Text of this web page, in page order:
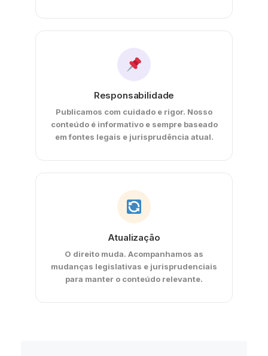
Responsabilidade
Publicamos com cuidado e rigor. Nosso
conteúdo é informativo e sempre baseado
em fontes legais e jurisprudência atual.
Atualização
O direito muda. Acompanhamos as
mudanças legislativas e jurisprudenciais
para manter o conteúdo relevante.